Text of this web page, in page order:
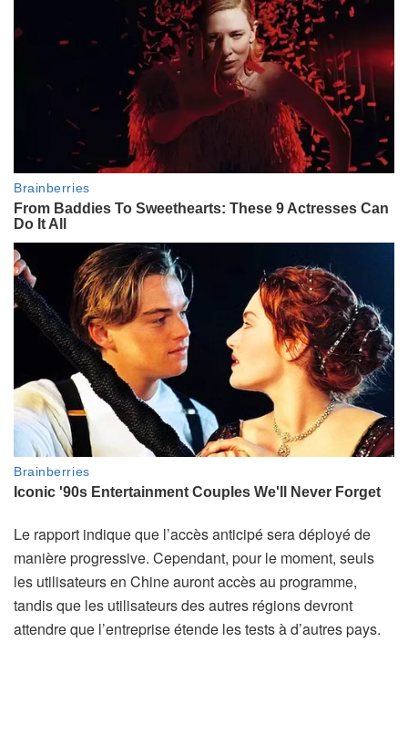
Le rapport indique que l’accès anticipé sera déployé de
manière progressive. Cependant, pour le moment, seuls
les utilisateurs en Chine auront accès au programme,
tandis que les utilisateurs des autres régions devront
attendre que l’entreprise étende les tests à d’autres pays.